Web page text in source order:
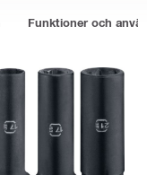
Funktioner och